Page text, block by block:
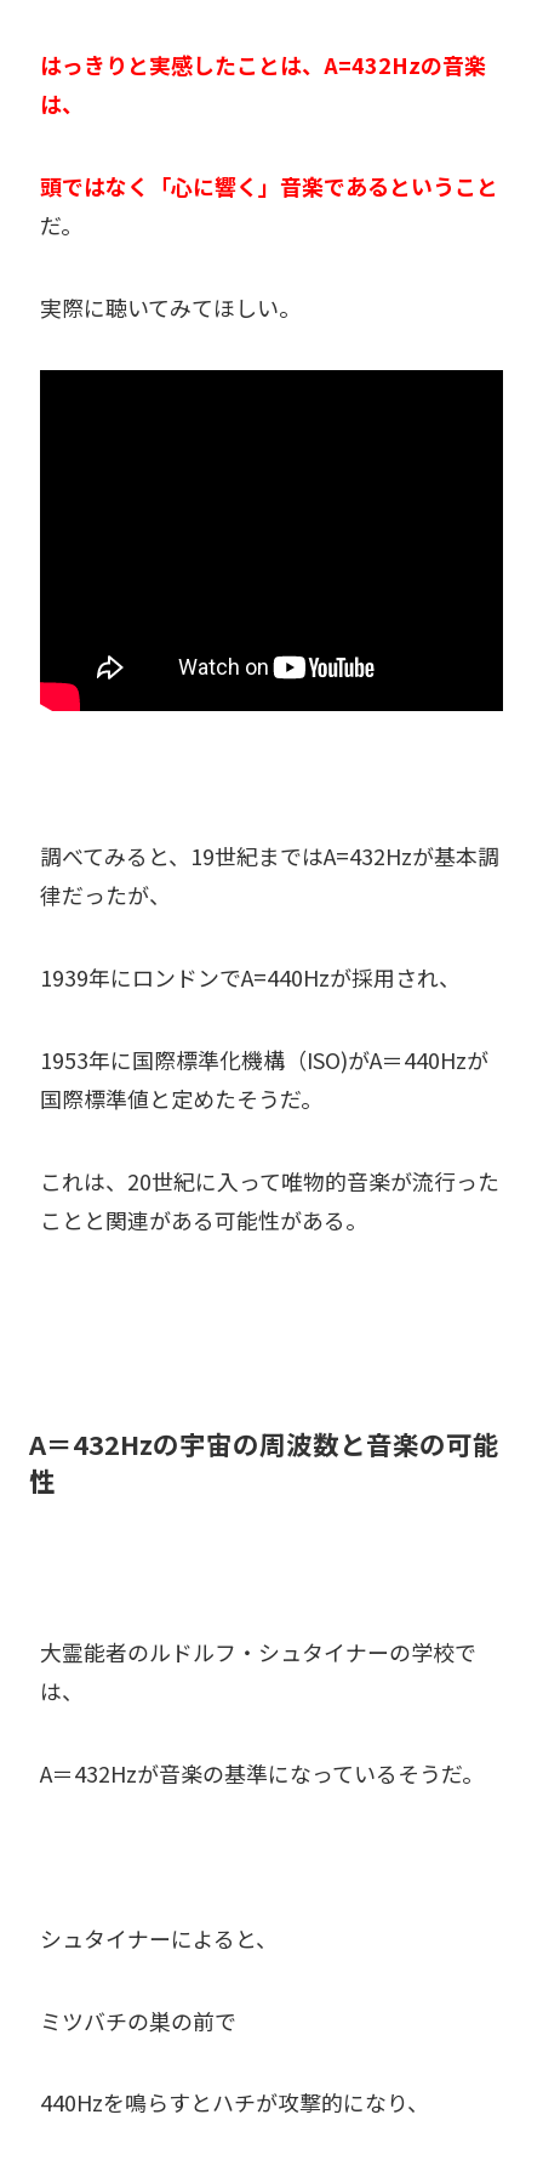
はっきりと実感したことは、A=432Hzの音楽
は、
頭ではなく「心に響く」音楽であるということ
だ。
実際に聴いてみてほしい。
調べてみると、19世紀まではA=432Hzが基本調
律だったが、
1939年にロンドンでA=440Hzが採用され、
1953年に国際標準化機構（ISO)がA＝440Hzが
国際標準値と定めたそうだ。
これは、20世紀に入って唯物的音楽が流行った
ことと関連がある可能性がある。
A＝432Hzの宇宙の周波数と音楽の可能
性
大霊能者のルドルフ・シュタイナーの学校で
は、
A＝432Hzが音楽の基準になっているそうだ。
シュタイナーによると、
ミツバチの巣の前で
440Hzを鳴らすとハチが攻撃的になり、